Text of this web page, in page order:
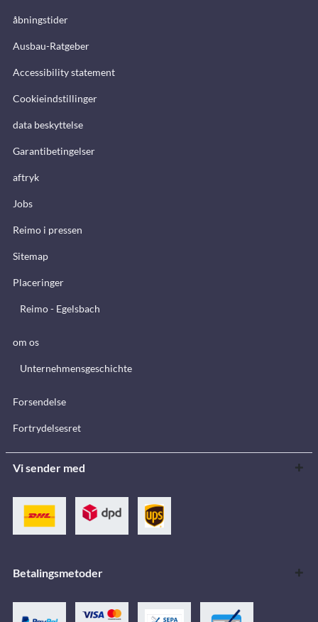
åbningstider
Ausbau-Ratgeber
Accessibility statement
Cookieindstillinger
data beskyttelse
Garantibetingelser
aftryk
Jobs
Reimo i pressen
Sitemap
Placeringer
Reimo - Egelsbach
om os
Unternehmensgeschichte
Forsendelse
Fortrydelsesret
Vi sender med
Betalingsmetoder